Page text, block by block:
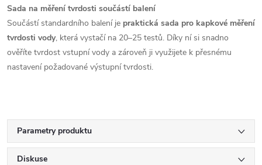
Sada na měření tvrdosti součástí balení
Součástí standardního balení je praktická sada pro kapkové měření
tvrdosti vody, která vystačí na 20–25 testů. Díky ní si snadno
ověříte tvrdost vstupní vody a zároveň ji využijete k přesnému
nastavení požadované výstupní tvrdosti.
Parametry produktu
Diskuse